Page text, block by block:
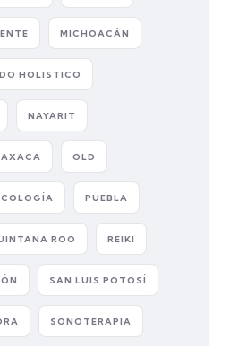
MICHOACÁN
HOLISTICO
NAYARIT
OLD
PUEBLA
ROO REIKI
SAN LUIS POTOSÍ
SONOTERAPIA